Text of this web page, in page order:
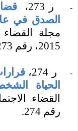
- ر 273،
الصدق في
مجلة
2015، رقم
- ر 274،
الحياة
القضاء
رقم 274
.